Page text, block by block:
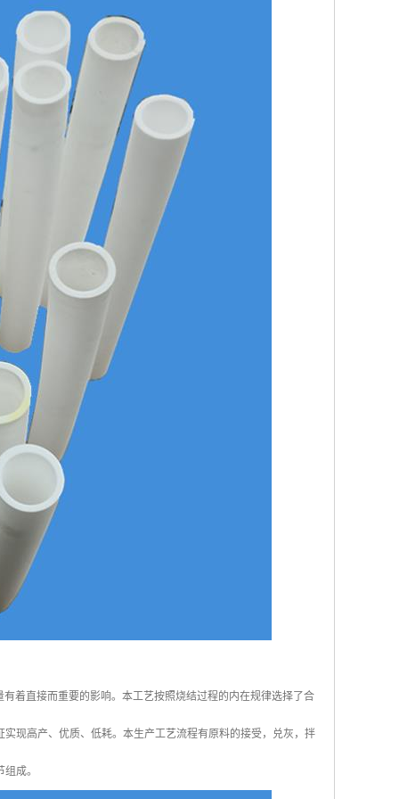
着直接而重要的影响。本工艺按照烧结过程的内在规律选择了合
现高产、优质、低耗。本生产工艺流程有原料的接受，兑灰，拌
成。